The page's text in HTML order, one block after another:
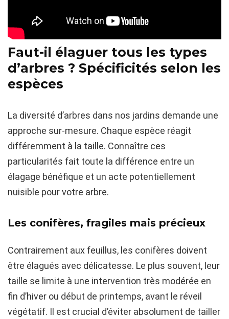
Faut-il élaguer tous les types
d’arbres ? Spécificités selon les
espèces
La diversité d’arbres dans nos jardins demande une
approche sur-mesure. Chaque espèce réagit
différemment à la taille. Connaître ces
particularités fait toute la différence entre un
élagage bénéfique et un acte potentiellement
nuisible pour votre arbre.
Les conifères, fragiles mais précieux
Contrairement aux feuillus, les conifères doivent
être élagués avec délicatesse. Le plus souvent, leur
taille se limite à une intervention très modérée en
fin d’hiver ou début de printemps, avant le réveil
végétatif. Il est crucial d’éviter absolument de tailler